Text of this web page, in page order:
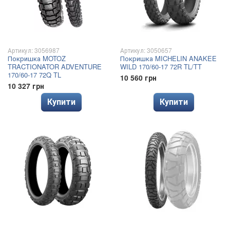
Артикул: 3056987
Покришка MOTOZ
TRACTIONATOR ADVENTURE
170/60-17 72Q TL
10 327 грн
Купити
Артикул: 3050657
Покришка MICHELIN ANAKEE
WILD 170/60-17 72R TL/TT
10 560 грн
Купити